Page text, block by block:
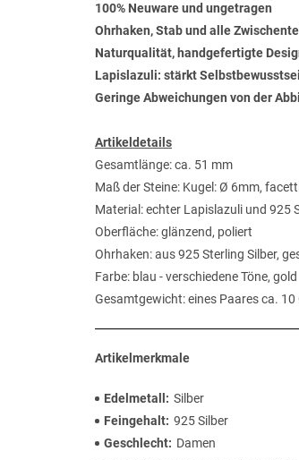
100% Neuware und ungetragen
Ohrhaken, Stab und alle
Naturqualität, handgefertigte
Lapislazuli: stärkt
Geringe Abweichungen von der
Artikeldetails
Gesamtlänge: ca. 51 mm
Maß der Steine: Kugel: Ø 6mm,
Material: echter Lapislazuli und 925
Oberfläche: glänzend, poliert
Ohrhaken: aus 925 Sterling Silber,
Farbe: blau - verschiedene Töne, gold
Gesamtgewicht: eines Paares ca. 10
Artikelmerkmale
Edelmetall
Silber
Feingehalt 925 Silber
Geschlecht
Damen